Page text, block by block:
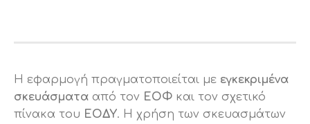
Η εφαρμογή πραγματοποιείται με εγκεκριμένα
σκευάσματα από τον ΕΟΦ και τον σχετικό
πίνακα του ΕΟΔΥ. Η χρήση των σκευασμάτων